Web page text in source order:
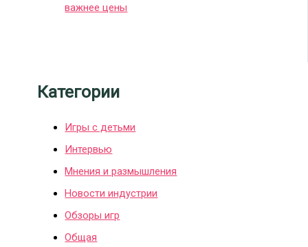
важнее цены
Категории
Игры с детьми
Интервью
Мнения и размышления
Новости индустрии
Обзоры игр
Общая